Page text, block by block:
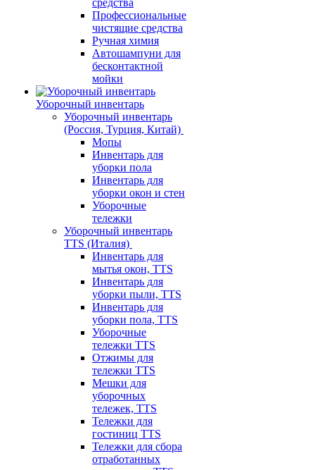
средства
Профессиональные
чистящие средства
Ручная химия
Автошампуни для
бесконтактной
мойки
Уборочный инвентарь
Уборочный инвентарь
(Россия, Турция, Китай)
Мопы
Инвентарь для
уборки пола
Инвентарь для
уборки окон и стен
Уборочные
тележки
Уборочный инвентарь
TTS (Италия)
Инвентарь для
мытья окон, TTS
Инвентарь для
уборки пыли, TTS
Инвентарь для
уборки пола, TTS
Уборочные
тележки TTS
Отжимы для
тележки TTS
Мешки для
уборочных
тележек, TTS
Тележки для
гостиниц TTS
Тележки для сбора
отработанных